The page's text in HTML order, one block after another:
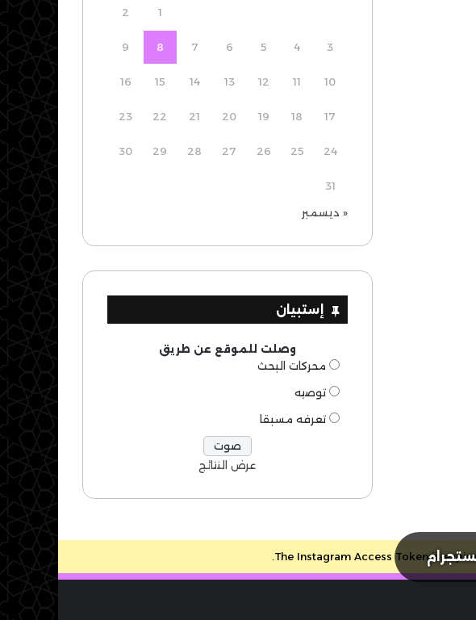
1
2
3
4
5
6
7
8
9
10
11
12
13
14
15
16
17
18
19
20
21
22
23
24
25
26
27
28
29
30
31
« ديسمبر
إستبيان
وصلت للموقع عن طريق
محركات البحث
توصيه
تعرفه مسبقا
عرض النتائج
The Instagram Access Token is